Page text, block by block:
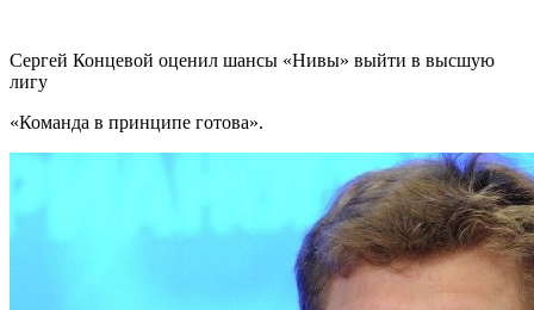
Сергей Концевой оценил шансы «Нивы» выйти в высшую
лигу
«Команда в принципе готова».